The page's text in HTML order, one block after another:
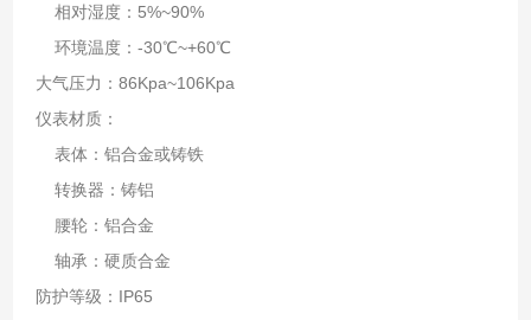
相对湿度：5%~90%
环境温度：-30℃~+60℃
大气压力：86Kpa~106Kpa
仪表材质：
表体：铝合金或铸铁
转换器：铸铝
腰轮：铝合金
轴承：硬质合金
防护等级：IP65